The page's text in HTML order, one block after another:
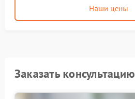
Наши цены
Заказать консультацию